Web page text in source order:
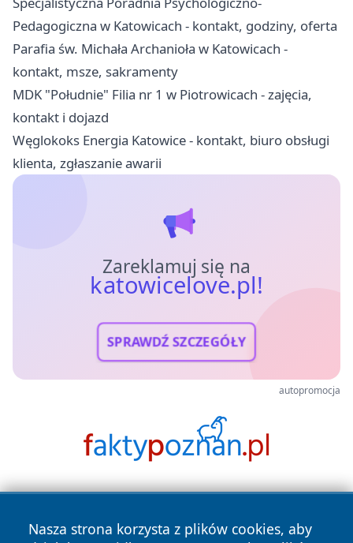
Pedagogiczna w Katowicach - kontakt, godziny, oferta
Parafia św. Michała Archanioła w Katowicach -
kontakt, msze, sakramenty
MDK "Południe" Filia nr 1 w Piotrowicach - zajęcia,
kontakt i dojazd
Węglokoks Energia Katowice - kontakt, biuro obsługi
klienta, zgłaszanie awarii
Zareklamuj się na
katowicelove.pl!
SPRAWDŹ SZCZEGÓŁY
autopromocja
Nasza strona korzysta z plików cookies, aby